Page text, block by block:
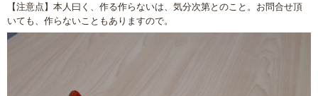
【注意点】本人曰く、作る作らないは、気分次第とのこと。お問合せ頂
いても、作らないこともありますので。